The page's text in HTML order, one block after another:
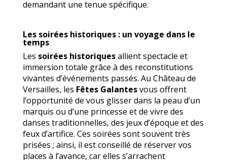
demandant une tenue spécifique.
Les soirées historiques : un voyage dans le
temps
Les soirées historiquesallient spectacle et
immersion totale grâce à des reconstitutions
vivantes d’événements passés. Au Château de
Versailles, les Fêtes Galantesvous offrent
l’opportunité de vous glisser dans la peau d’un
marquis ou d’une princesse et de vivre des
danses traditionnelles, des jeux d’époque et des
feux d’artifice. Ces soirées sont souvent très
prisées ; ainsi, il est conseillé de réserver vos
places à l’avance, car elles s’arrachent